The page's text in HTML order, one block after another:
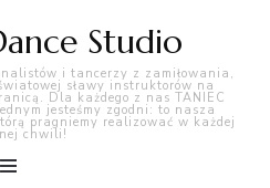
Studio
i tancerzy z zamiłowania,
sławy instruktorów na
Dla każdego z nas TANIEC
jesteśmy zgodni: to nasza
pragniemy realizować w każdej
chwili!